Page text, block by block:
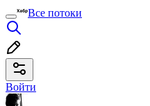
Все потоки
Войти